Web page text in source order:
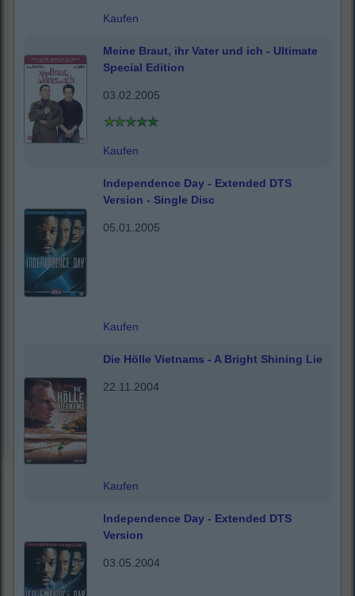
Kaufen
Meine Braut, ihr Vater und ich - Ultimate
Special Edition
03.02.2005
Kaufen
Independence Day - Extended DTS
Version - Single Disc
05.01.2005
Kaufen
Die Hölle Vietnams - A Bright Shining Lie
22.11.2004
Kaufen
Independence Day - Extended DTS
Version
03.05.2004